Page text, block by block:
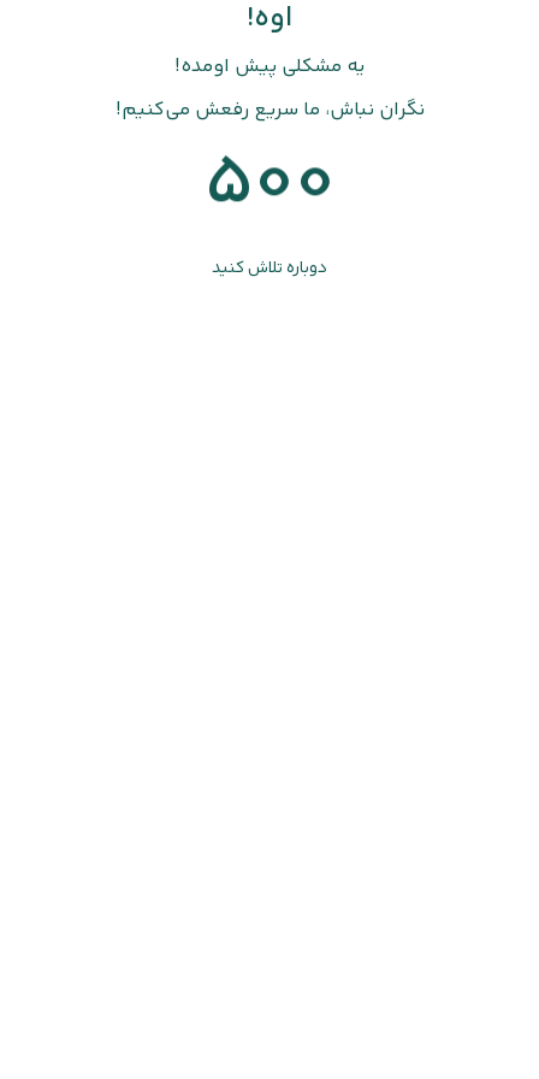
اوه!
یه مشکلی پیش اومده!
نگران نباش، ما سریع رفعش می‌کنیم!
500
دوباره تلاش کنید